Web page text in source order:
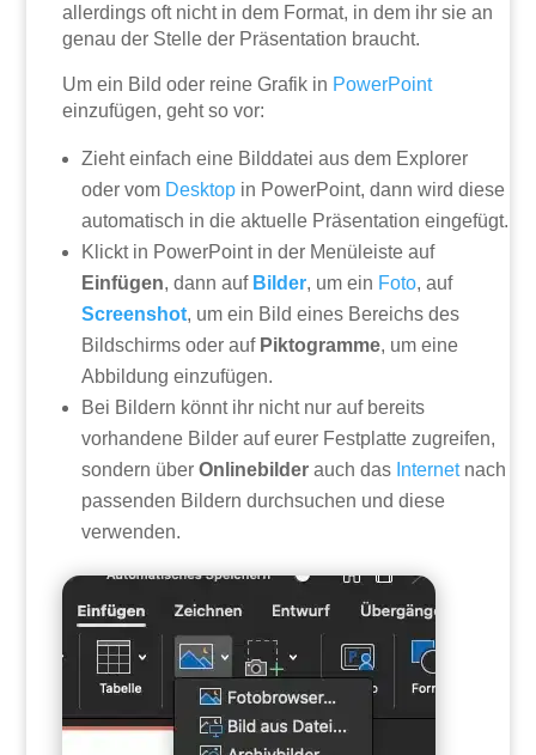
allerdings oft nicht in dem Format, in dem ihr sie an
genau der Stelle der Präsentation braucht.
Um ein Bild oder reine Grafik in PowerPoint
einzufügen, geht so vor:
Zieht einfach eine Bilddatei aus dem Explorer
oder vom Desktop in PowerPoint, dann wird diese
automatisch in die aktuelle Präsentation eingefügt.
Klickt in PowerPoint in der Menüleiste auf
Einfügen, dann auf Bilder, um ein Foto, auf
Screenshot, um ein Bild eines Bereichs des
Bildschirms oder auf Piktogramme, um eine
Abbildung einzufügen.
Bei Bildern könnt ihr nicht nur auf bereits
vorhandene Bilder auf eurer Festplatte zugreifen,
sondern überOnlinebilder auch das Internetnach
passenden Bildern durchsuchen und diese
verwenden.